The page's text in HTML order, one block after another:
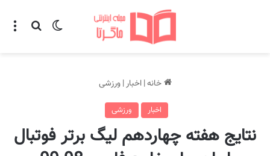
تغییر پوسته
خانه| اخبار| ورزشی
اخبار ورزشی
نتایج هفته چهاردهم لیگ برتر فوتبال